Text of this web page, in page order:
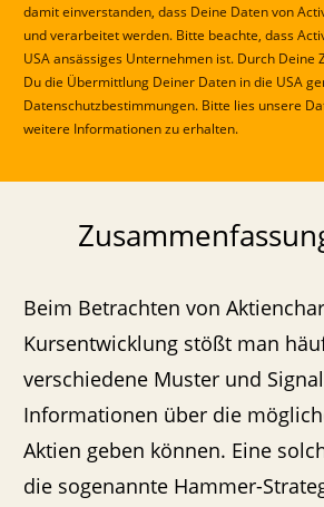
damit einverstanden, dass Deine Daten von
und verarbeitet werden. Bitte beachte, dass
USA ansässiges Unternehmen ist. Durch Deine
Du die Übermittlung Deiner Daten in die USA
Datenschutzbestimmungen. Bitte lies unsere
weitere Informationen zu erhalten.
Beim Betrachten von
Kursentwicklung stößt man
verschiedene Muster und
Informationen über die
Aktien geben können. Eine
die sogenannte Hammer-